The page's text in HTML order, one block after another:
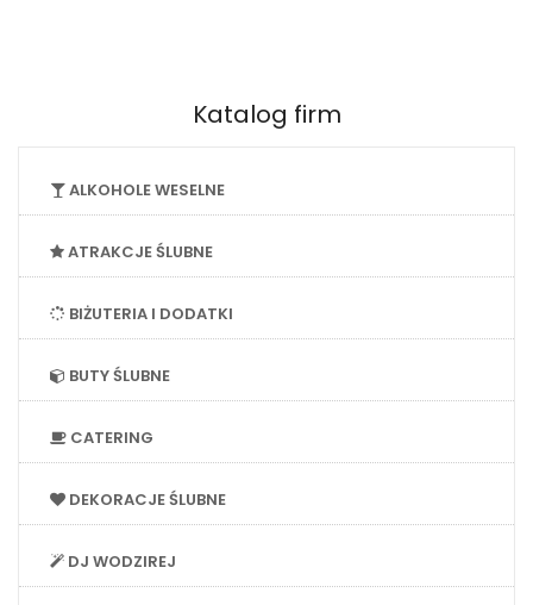
Katalog firm
ALKOHOLE WESELNE
ATRAKCJE ŚLUBNE
BIŻUTERIA I DODATKI
BUTY ŚLUBNE
CATERING
DEKORACJE ŚLUBNE
DJ WODZIREJ